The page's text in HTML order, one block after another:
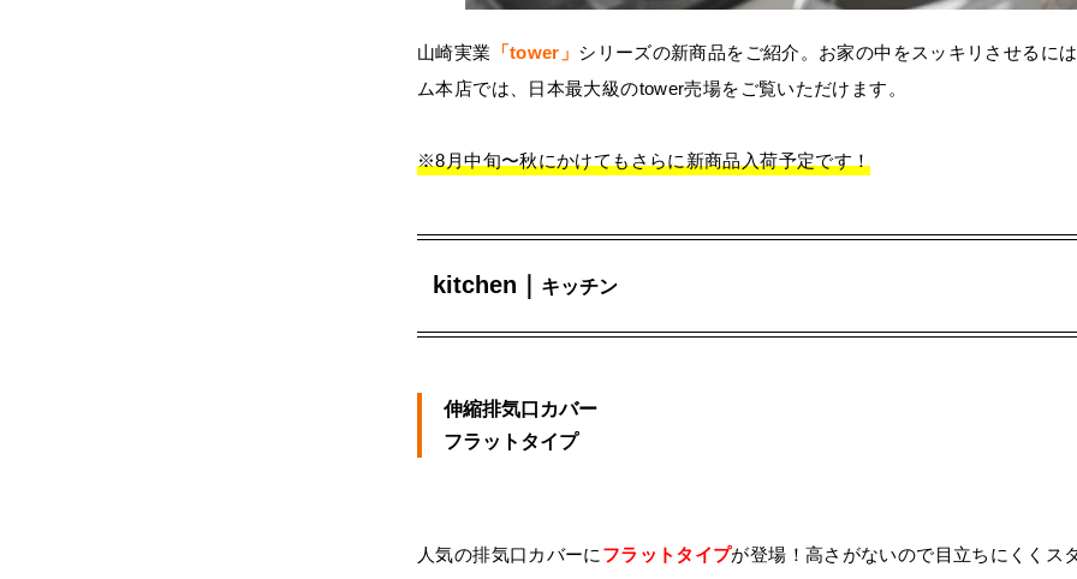
山崎実業 「tower」 シリーズの新商品をご紹介。お家の中をスッキリさせるに
ム本店では、日本最大級のtower売場をご覧いただけます。
※8月中旬〜秋にかけてもさらに新商品入荷予定です！
kitchen｜ キッチン
伸縮排気口カバー
フラットタイプ
人気の排気口カバーに フラットタイプが登場！高さがないので目立ちにくくス